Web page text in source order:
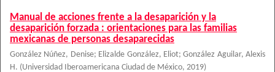
Manual de acciones frente a la desaparición y la
desaparición forzada : orientaciones para las familias
mexicanas de personas desaparecidas
González Núñez, Denise; Elizalde González, Eliot; González Aguilar, Alexis
H. (Universidad Iberoamericana Ciudad de México, 2019)